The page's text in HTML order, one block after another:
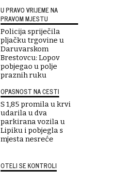
U PRAVO VRIJEME NA
PRAVOM MJESTU
Policija spriječila
pljačku trgovine u
Daruvarskom
Brestovcu: Lopov
pobjegao u polje
praznih ruku
OPASNOST NA CESTI
S 1,85 promila u krvi
udarila u dva
parkirana vozila u
Lipiku i pobjegla s
mjesta nesreće
OTELI SE KONTROLI